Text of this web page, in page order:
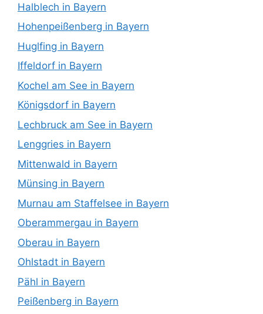
Halblech in Bayern
Hohenpeißenberg in Bayern
Huglfing in Bayern
Iffeldorf in Bayern
Kochel am See in Bayern
Königsdorf in Bayern
Lechbruck am See in Bayern
Lenggries in Bayern
Mittenwald in Bayern
Münsing in Bayern
Murnau am Staffelsee in Bayern
Oberammergau in Bayern
Oberau in Bayern
Ohlstadt in Bayern
Pähl in Bayern
Peißenberg in Bayern